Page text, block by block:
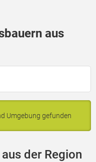
aus
Umgebung gefunden
der Region